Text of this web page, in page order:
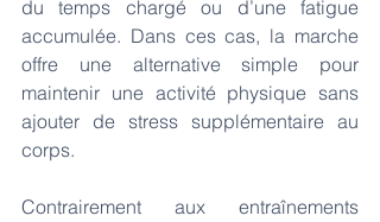
du temps chargé ou d’une fatigue
accumulée. Dans ces cas, la marche
offre une alternative simple pour
maintenir une activité physique sans
ajouter de stress supplémentaire au
corps.
Contrairement aux entraînements